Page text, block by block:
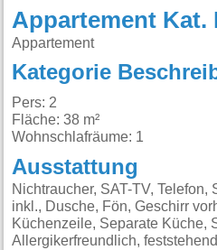
Appartement Kat.
Appartement
Kategorie
Pers: 2
Fläche: 38 m²
Wohnschlafräume: 1
Ausstattung
Nichtraucher, SAT-TV, Telefon,
inkl., Dusche, Fön, Geschirr
Küchenzeile, Separate Küche,
Allergikerfreundlich,